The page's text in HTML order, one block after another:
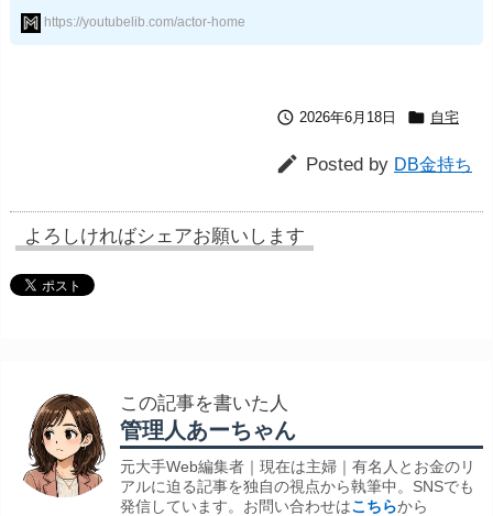
https://youtubelib.com/actor-home
 2026年6月18日  自宅
 Posted by DB金持ち
よろしければシェアお願いします
この記事を書いた人
管理人あーちゃん
元大手Web編集者｜現在は主婦｜有名人とお金のリ
アルに迫る記事を独自の視点から執筆中。SNSでも
発信しています。お問い合わせはこちらから